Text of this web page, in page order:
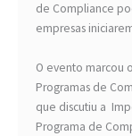
de Compliance
empresas
O evento marcou
Programas de
que discutiu a
Programa de